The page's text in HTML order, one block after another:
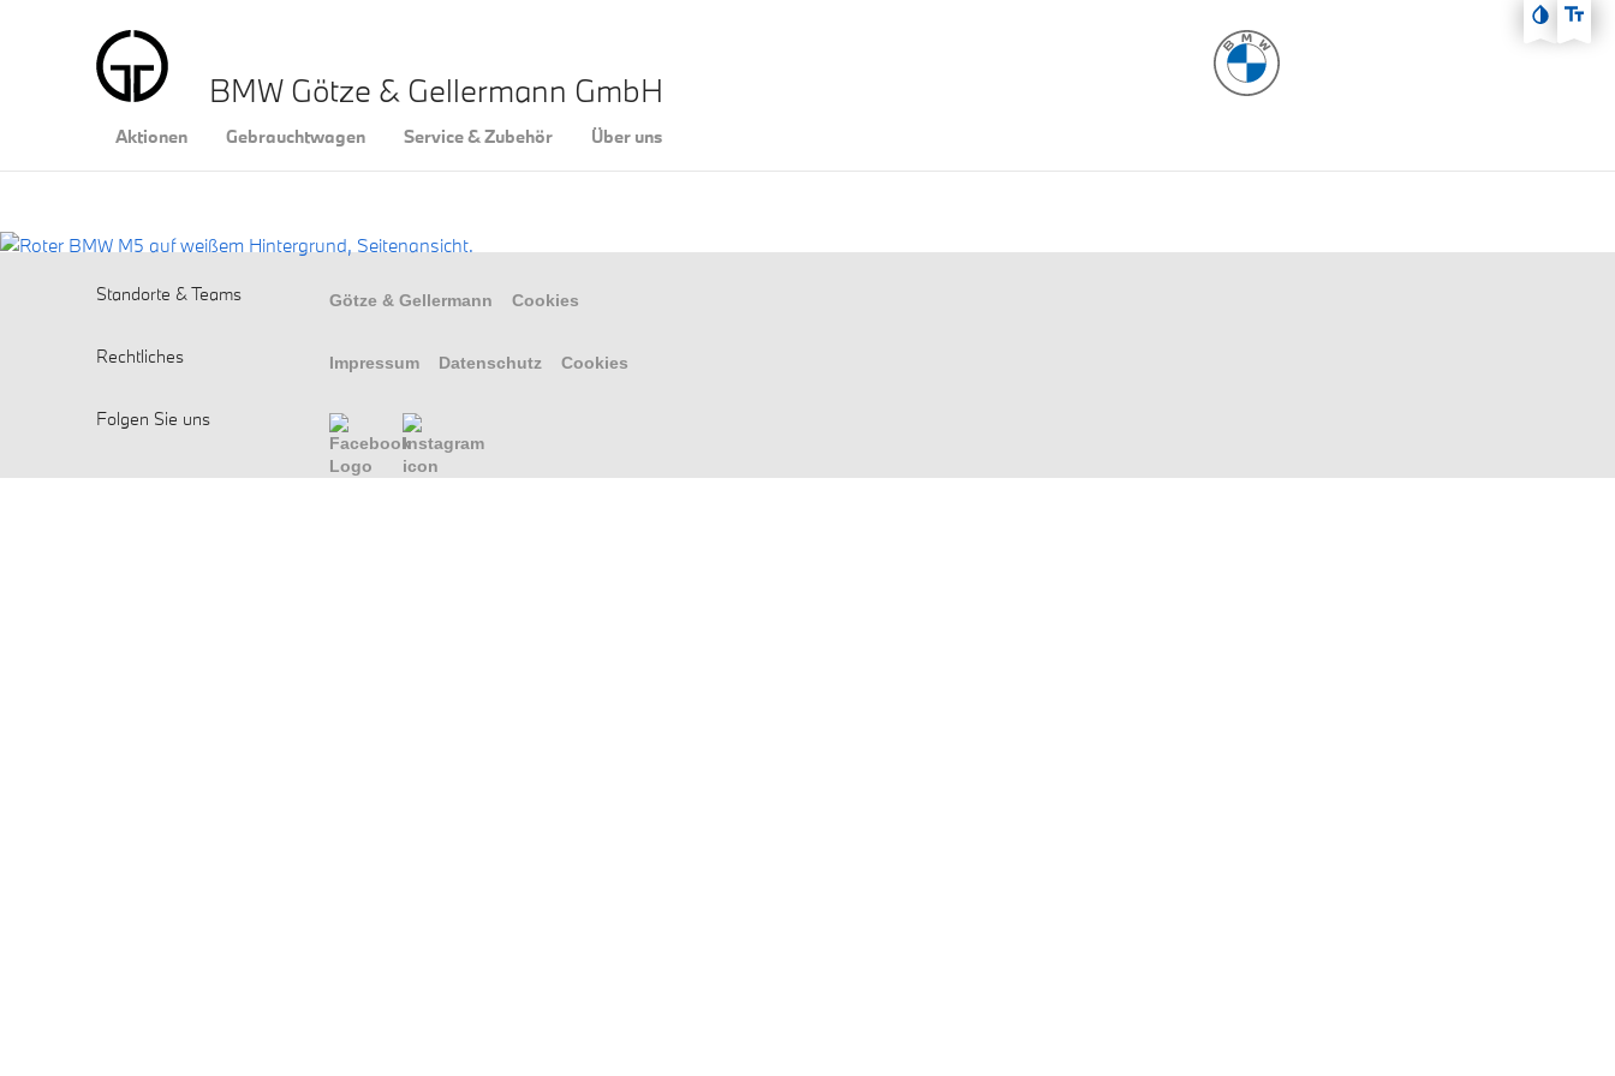
Zum Hauptmenü
BMW Götze & Gellermann GmbH
Aktionen Gebrauchtwagen Service & Zubehör Über uns
Standorte & Teams Götze & Gellermann Cookies
Rechtliches Impressum Datenschutz Cookies
Folgen Sie uns